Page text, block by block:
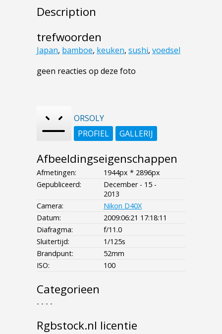
Description
trefwoorden
Japan, bamboe, keuken, sushi, voedsel
geen reacties op deze foto
ORSOLY
PROFIEL
GALLERIJ
Afbeeldingseigenschappen
Afmetingen:
1944px * 2896px
Gepubliceerd:
December - 15 -
2013
Camera:
Nikon D40X
Datum:
2009:06:21 17:18:11
Diafragma:
f/11.0
Sluitertijd:
1/125s
Brandpunt:
52mm
ISO:
100
Categorieen
- - - -
Rgbstock.nl licentie